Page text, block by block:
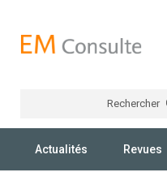
Rechercher
Actualités Revues